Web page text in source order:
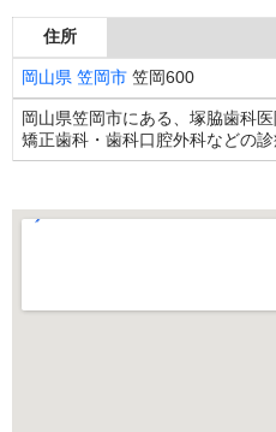
住所
岡山県 笠岡市 笠岡600
岡山県笠岡市にある、塚脇歯科
矯正歯科・歯科口腔外科などの診